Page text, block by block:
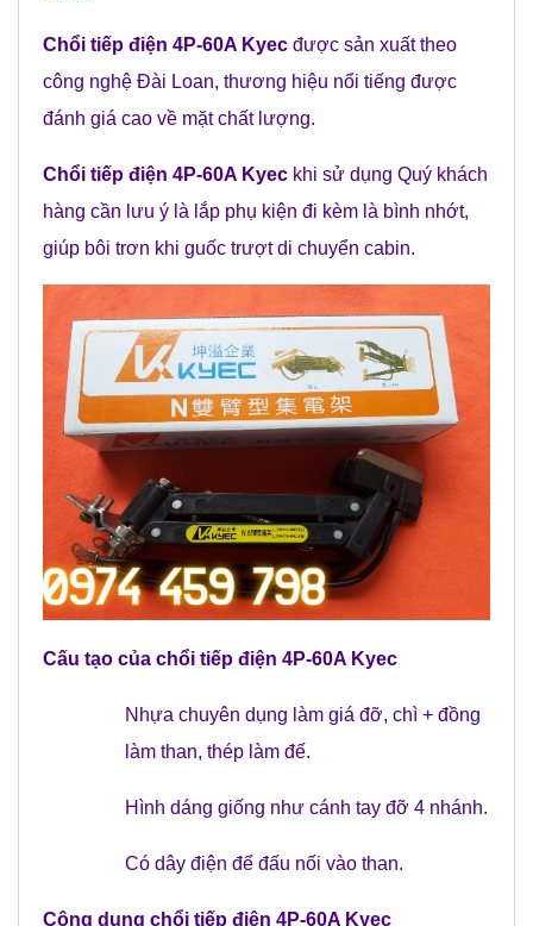
Chổi tiếp điện 4P-60A Kyec được sản xuất theo
công nghệ Đài Loan, thương hiệu nổi tiếng được
đánh giá cao về mặt chất lượng.
Chổi tiếp điện 4P-60A Kyec khi sử dụng Quý khách
hàng cần lưu ý là lắp phụ kiện đi kèm là bình nhớt,
giúp bôi trơn khi guốc trượt di chuyển cabin.
Cấu tạo của chổi tiếp điện 4P-60A Kyec
Nhựa chuyên dụng làm giá đỡ, chì + đồng
làm than, thép làm đế.
Hình dáng giống như cánh tay đỡ 4 nhánh.
Có dây điện để đấu nối vào than.
Công dụng chổi tiếp điện 4P-60A Kyec